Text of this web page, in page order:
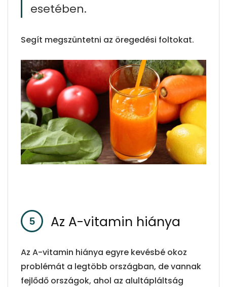
esetében.
Segít megszüntetni az öregedési foltokat.
Az A-vitamin hiánya
Az A-vitamin hiánya egyre kevésbé okoz
problémát a legtöbb országban, de vannak
fejlődő országok, ahol az alultápláltság